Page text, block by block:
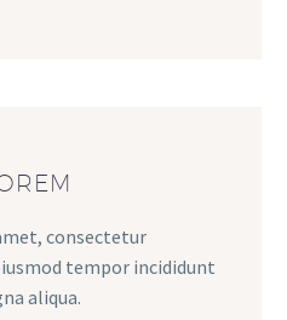
consectetur
tempor incididunt
aliqua.